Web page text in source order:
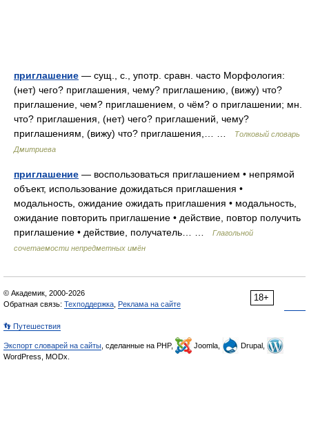
приглашение — сущ., с., употр. сравн. часто Морфология:
(нет) чего? приглашения, чему? приглашению, (вижу) что?
приглашение, чем? приглашением, о чём? о приглашении; мн.
что? приглашения, (нет) чего? приглашений, чему?
приглашениям, (вижу) что? приглашения,… …
Толковый словарь
Дмитриева
приглашение — воспользоваться приглашением • непрямой
объект, использование дожидаться приглашения •
модальность, ожидание ожидать приглашения • модальность,
ожидание повторить приглашение • действие, повтор получить
приглашение • действие, получатель… …
Глагольной
сочетаемости непредметных имён
18+
© Академик, 2000-2026
Обратная связь: Техподдержка Реклама на сайте
👣 Путешествия
Экспорт словарей на сайты , сделанные на PHP, Joomla,
Drupal,
WordPress, MODx.